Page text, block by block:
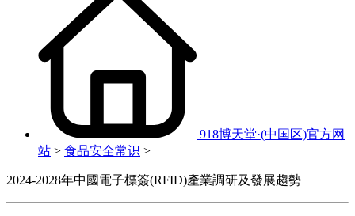
918博天堂·(中国区)官方网
站 > 食品安全常识 >
2024-2028年中國電子標簽(RFID)產業調研及發展趨勢